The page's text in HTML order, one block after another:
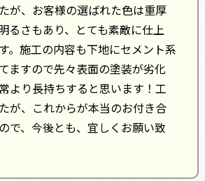
が、お客様の選ばれた色は重厚
るさもあり、とても素敵に仕上
。施工の内容も下地にセメント系
ますので先々表面の塗装が劣化
より長持ちすると思います！工
が、これからが本当のお付き合
で、今後とも、宜しくお願い致